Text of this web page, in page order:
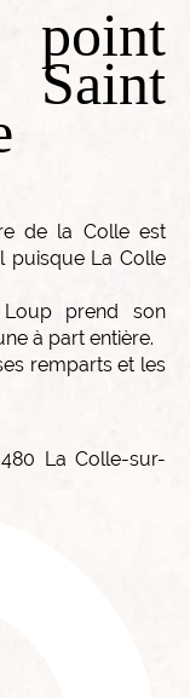
point
de la Colle est
puisque La Colle
prend son
à part entière.
remparts et les
La Colle-sur-